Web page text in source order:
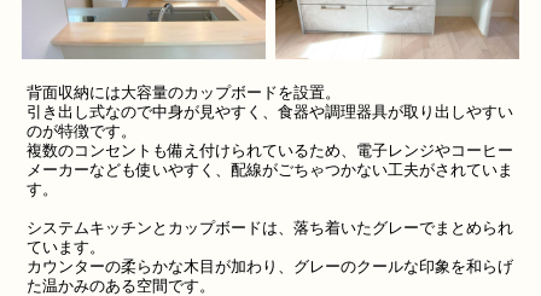
背面収納には大容量のカップボードを設置。
引き出し式なので中身が見やすく、食器や調理器具が取り出しやすい
のが特徴です。
複数のコンセントも備え付けられているため、電子レンジやコーヒー
メーカーなども使いやすく、配線がごちゃつかない工夫がされていま
す。
システムキッチンとカップボードは、落ち着いたグレーでまとめられ
ています。
カウンターの柔らかな木目が加わり、グレーのクールな印象を和らげ
た温かみのある空間です。